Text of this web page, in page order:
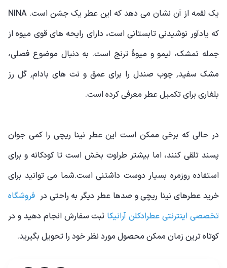
یک لقمه از آن نشان می دهد که این عطر یک جشن است. NINA
که یادآور نوشیدنی تابستانی است، دارای رایحه های قوی میوه از
جمله تمشک، لیمو و میوۀ ترنج است. به دنبال موضوع فصلی،
مشک سفید, چوب صندل را برای عمق و نت های بادام, گل رز
بلغاری برای تکمیل عطر معرفی کرده است.
در حالی که برخی ممکن است این عطر نینا ریچی را کمی جوان
پسند تلقی کنند، اما بیشتر طراوت بخش است تا کودکانه و برای
استفاده روزمره بسیار دوست داشتنی است.شما می توانید برای
خرید عطرهای نینا ریچی و صدها عطر دیگر به راحتی در فروشگاه
تخصصی اینترنتی عطرادکلن آرانیکا ثبت سفارش انجام دهید و در
کوتاه ترین زمان ممکن محصول مورد نظر خود را تحویل بگیرید.